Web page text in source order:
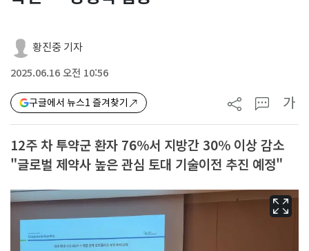
황진중 기자
2025.06.16 오전 10:56
구글에서 뉴스1 즐겨찾기 가
12주 차 투약군 환자 76%서 지방간 30% 이상 감소
"글로벌 제약사 높은 관심 토대 기술이전 추진 예정"